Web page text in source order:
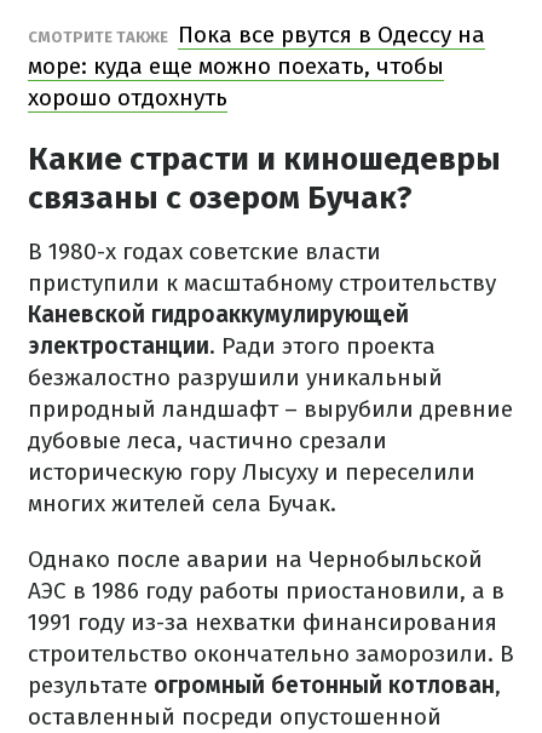
СМОТРИТЕ ТАКЖЕ
Пока все рвутся в Одессу на
море: куда еще можно поехать, чтобы
хорошо отдохнуть
Какие страсти и киношедевры
связаны с озером Бучак?
В 1980-х годах советские власти
приступили к масштабному строительству
Каневской гидроаккумулирующей
электростанции. Ради этого проекта
безжалостно разрушили уникальный
природный ландшафт – вырубили древние
дубовые леса, частично срезали
историческую гору Лысуху и переселили
многих жителей села Бучак.
Однако после аварии на Чернобыльской
АЭС в 1986 году работы приостановили, а в
1991 году из-за нехватки финансирования
строительство окончательно заморозили. В
результате огромный бетонный котлован,
оставленный посреди опустошенной